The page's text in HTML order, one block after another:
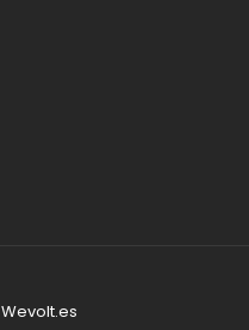
Wevolt.es